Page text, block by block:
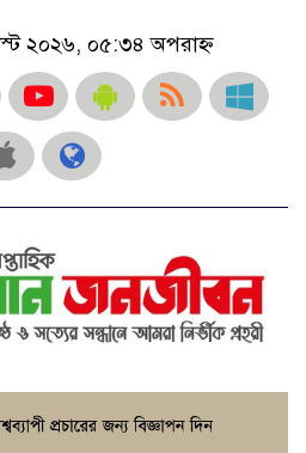
২০২৬, ০৫:৩৪ অপরাহ্ন